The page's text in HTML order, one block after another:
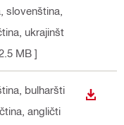
slovenština,
ukrajinšt
MB ]
bulharšti
angličti